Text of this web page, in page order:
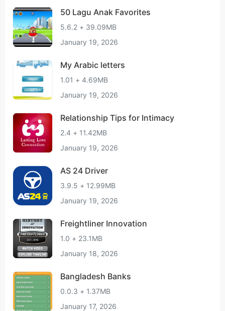
50 Lagu Anak Favorites
5.6.2 + 39.09MB
January 19, 2026
My Arabic letters
1.01 + 4.69MB
January 19, 2026
Relationship Tips for Intimacy
2.4 + 11.42MB
January 19, 2026
AS 24 Driver
3.9.5 + 12.99MB
January 19, 2026
Freightliner Innovation
1.0 + 23.1MB
January 18, 2026
Bangladesh Banks
0.0.3 + 1.37MB
January 17, 2026